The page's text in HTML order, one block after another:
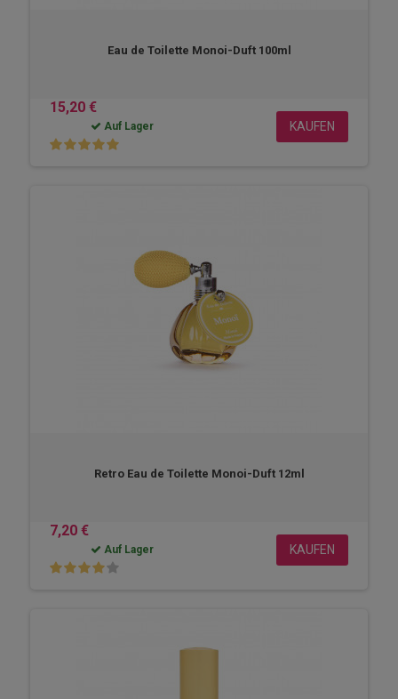
Eau de Toilette Monoi-Duft 100ml
15,20 €
Auf Lager KAUFEN
Retro Eau de Toilette Monoi-Duft 12ml
7,20 €
Auf Lager KAUFEN